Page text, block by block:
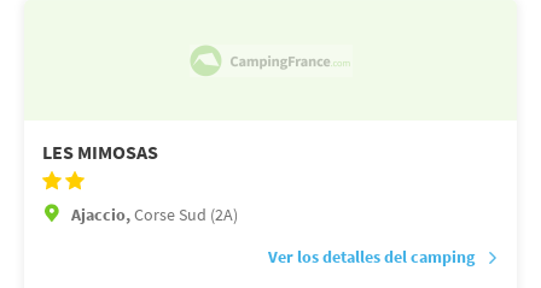
LES MIMOSAS
Ajaccio,Corse Sud (2A)
Ver los detalles del camping